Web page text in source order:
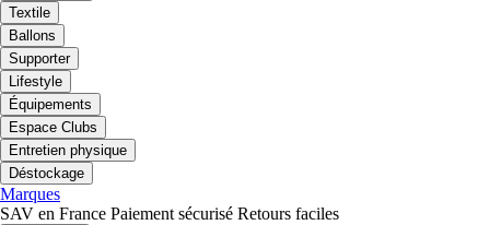
Textile
Ballons
Supporter
Lifestyle
Équipements
Espace Clubs
Entretien physique
Déstockage
Marques
SAV en France Paiement sécurisé Retours faciles